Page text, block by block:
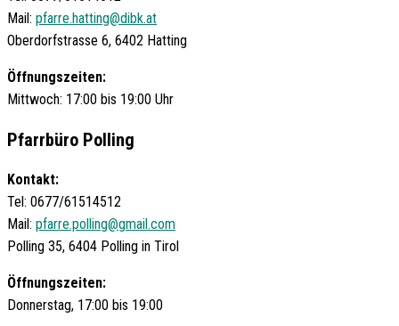
Mail: pfarre.hatting@dibk.at
Oberdorfstrasse 6, 6402 Hatting
Öffnungszeiten:
Mittwoch: 17:00 bis 19:00 Uhr
Pfarrbüro Polling
Kontakt:
Tel: 0677/61514512
Mail: pfarre.polling@gmail.com
Polling 35, 6404 Polling in Tirol
Öffnungszeiten:
Donnerstag, 17:00 bis 19:00